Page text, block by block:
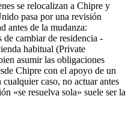
se relocalizan a Chipre y
pasa por una revisión
antes de la mudanza:
de cambiar de residencia -
habitual (Private
asumir las obligaciones
Chipre con el apoyo de un
caso, no actuar antes
«se resuelva sola» suele ser la